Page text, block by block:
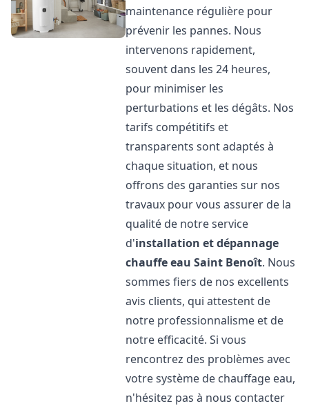
maintenance régulière pour
prévenir les pannes. Nous
intervenons rapidement,
souvent dans les 24 heures,
pour minimiser les
perturbations et les dégâts. Nos
tarifs compétitifs et
transparents sont adaptés à
chaque situation, et nous
offrons des garanties sur nos
travaux pour vous assurer de la
qualité de notre service
d'installation et dépannage
chauffe eau Saint Benoît. Nous
sommes fiers de nos excellents
avis clients, qui attestent de
notre professionnalisme et de
notre efficacité. Si vous
rencontrez des problèmes avec
votre système de chauffage eau,
n'hésitez pas à nous contacter